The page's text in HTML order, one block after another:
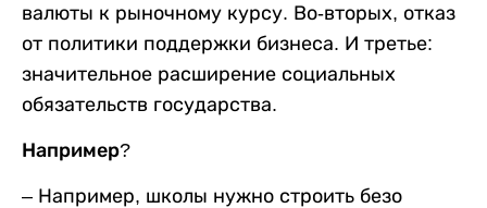
валюты к рыночному курсу. Во-вторых, отказ
от политики поддержки бизнеса. И третье:
значительное расширение социальных
обязательств государства.
Например?
– Например, школы нужно строить безо